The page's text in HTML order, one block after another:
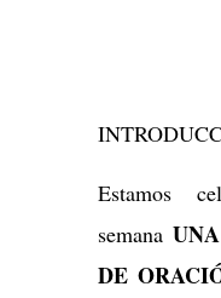
Estamos
semanaUNA
DE